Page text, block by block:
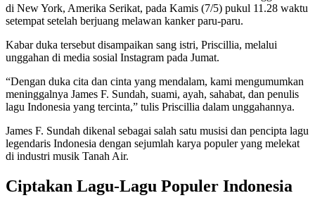
di New York, Amerika Serikat, pada Kamis (7/5) pukul 11.28 waktu
setempat setelah berjuang melawan kanker paru-paru.
Kabar duka tersebut disampaikan sang istri, Priscillia, melalui
unggahan di media sosial Instagram pada Jumat.
“Dengan duka cita dan cinta yang mendalam, kami mengumumkan
meninggalnya James F. Sundah, suami, ayah, sahabat, dan penulis
lagu Indonesia yang tercinta,” tulis Priscillia dalam unggahannya.
James F. Sundah dikenal sebagai salah satu musisi dan pencipta lagu
legendaris Indonesia dengan sejumlah karya populer yang melekat
di industri musik Tanah Air.
Ciptakan Lagu-Lagu Populer Indonesia